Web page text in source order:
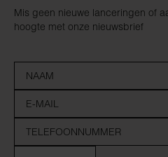
Mis geen nieuwe lanceringen of
hoogte met onze nieuwsbrief